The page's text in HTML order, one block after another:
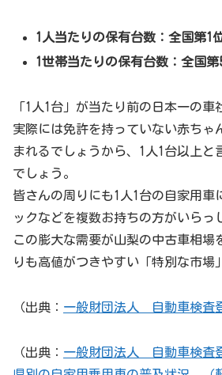
1人当たりの保有台数：全国第1
1世帯当たりの保有台数：全国第
「1人1台」が当たり前の日本一の車
実際には免許を持っていない赤ちゃ
まれるでしょうから、1人1台以上と
でしょう。
皆さんの周りにも1人1台の自家用車
ックなどを複数お持ちの方がいらっ
この膨大な需要が山梨の中古車相場
りも高値がつきやすい「特別な市場
（出典： 一般財団法人 自動車検査
（出典： 一般財団法人 自動車検査